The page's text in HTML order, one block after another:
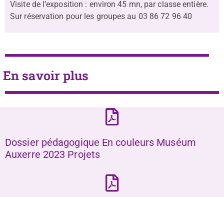
Visite de l’exposition : environ 45 mn, par classe entière.
Sur réservation pour les groupes au 03 86 72 96 40
En savoir plus
Dossier pédagogique En couleurs Muséum
Auxerre 2023 Projets